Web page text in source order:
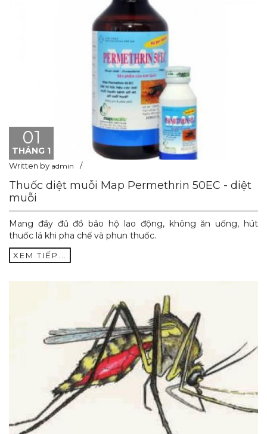
01
THÁNG 1
Written by admin
Thuốc diệt muỗi Map Permethrin 50EC - diệt
muỗi
Mang đầy đủ đồ bảo hộ lao động, không ăn uống, hút
thuốc lá khi pha chế và phun thuốc.
XEM TIẾP...